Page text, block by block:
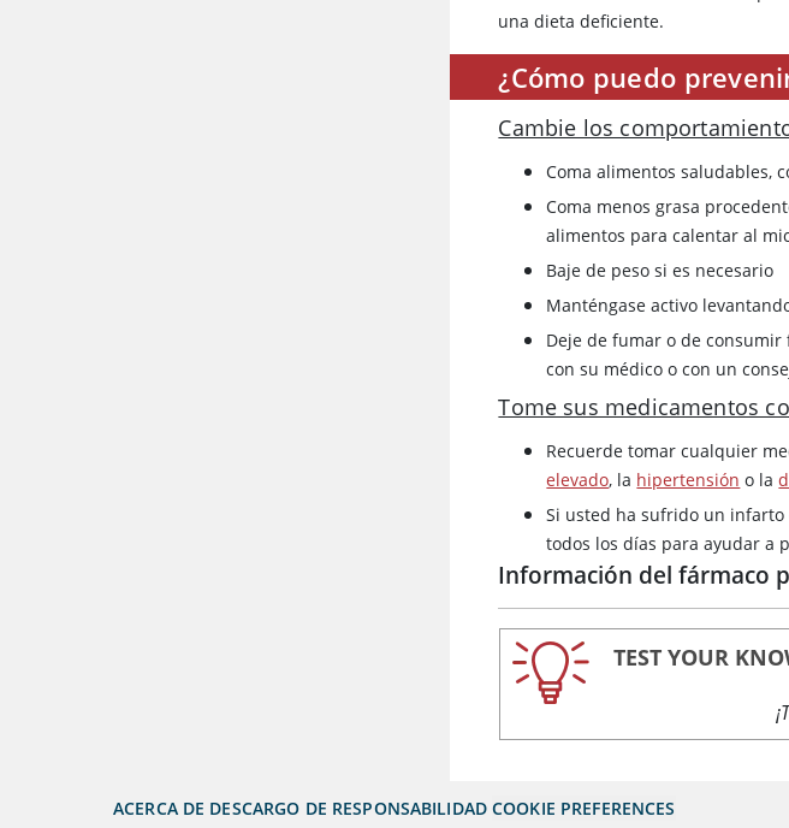
una dieta deficiente.
¿Cómo puedo
Cambie los
Coma alimentos saludables,
Coma menos grasa
alimentos para calentar al
Baje de peso si es necesario
Manténgase activo
Deje de fumar o de
con su médico o con un
Tome sus medicamentos
Recuerde tomar cualquier
elevado, la hipertensión o la
Si usted ha sufrido un
todos los días para ayudar a
Información del fármaco
TEST YOUR
ACERCA DE DESCARGO DE RESPONSABILIDAD COOKIE PREFERENCES